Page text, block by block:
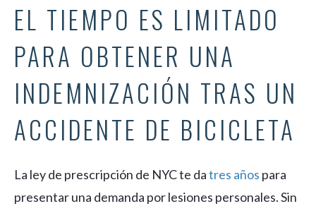
EL TIEMPO ES LIMITADO
PARA OBTENER UNA
INDEMNIZACIÓN TRAS UN
ACCIDENTE DE BICICLETA
La ley de prescripción de NYC te datres años para
presentar una demanda por lesiones personales. Sin